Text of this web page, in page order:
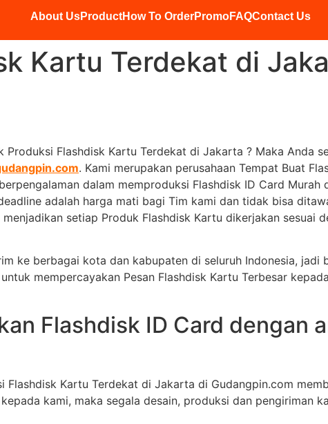
About UsProductHow To OrderPromoFAQContact Us
Kartu Terdekat di
Produksi Flashdisk Kartu Terdekat di Jakarta ? Maka Anda
. Kami merupakan perusahaan Tempat Buat
dalam memproduksi Flashdisk ID Card
adalah harga mati bagi Tim kami dan tidak bisa
setiap Produk Flashdisk Kartu dikerjakan sesuai
ke berbagai kota dan kabupaten di seluruh Indonesia, jadi
mempercayakan Pesan Flashdisk Kartu Terbesar
Flashdisk ID Card dengan
Flashdisk Kartu Terdekat di Jakarta di Gudangpin.com
kami, maka segala desain, produksi dan pengiriman